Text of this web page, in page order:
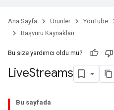
Ana Sayfa Ürünler YouTube
Başvuru Kaynakları
Bu size yardımcı oldu mu?
LiveStreams
Bu sayfada